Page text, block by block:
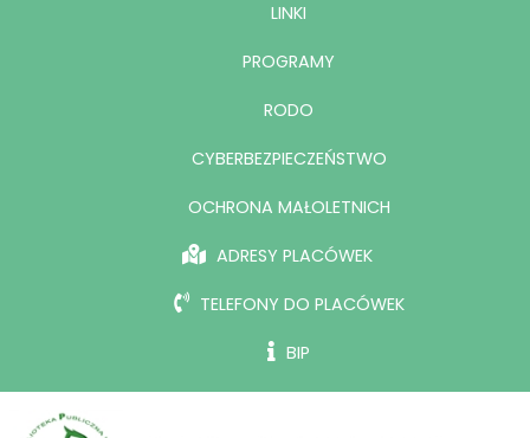
LINKI
PROGRAMY
RODO
CYBERBEZPIECZEŃSTWO
OCHRONA MAŁOLETNICH
ADRESY PLACÓWEK
TELEFONY DO PLACÓWEK
BIP